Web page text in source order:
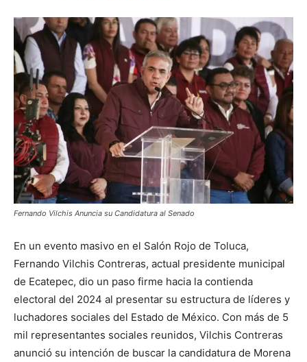
Fernando Vilchis Anuncia su Candidatura al Senado
En un evento masivo en el Salón Rojo de Toluca,
Fernando Vilchis Contreras, actual presidente municipal
de Ecatepec, dio un paso firme hacia la contienda
electoral del 2024 al presentar su estructura de líderes y
luchadores sociales del Estado de México. Con más de 5
mil representantes sociales reunidos, Vilchis Contreras
anunció su intención de buscar la candidatura de Morena